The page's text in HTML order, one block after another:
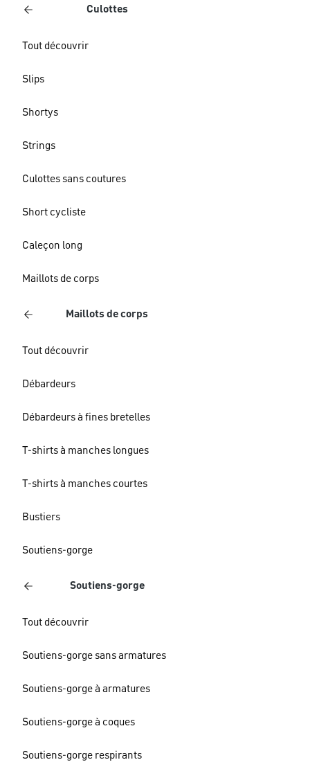
Culottes
Tout découvrir
Slips
Shortys
Strings
Culottes sans coutures
Short cycliste
Caleçon long
Maillots de corps
Maillots de corps
Tout découvrir
Débardeurs
Débardeurs à fines bretelles
T-shirts à manches longues
T-shirts à manches courtes
Bustiers
Soutiens-gorge
Soutiens-gorge
Tout découvrir
Soutiens-gorge sans armatures
Soutiens-gorge à armatures
Soutiens-gorge à coques
Soutiens-gorge respirants